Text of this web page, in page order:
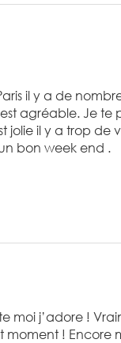
il y a de
agréable. Je te
jolie il y a trop de
bon week end .
moi j’adore !
! Encore